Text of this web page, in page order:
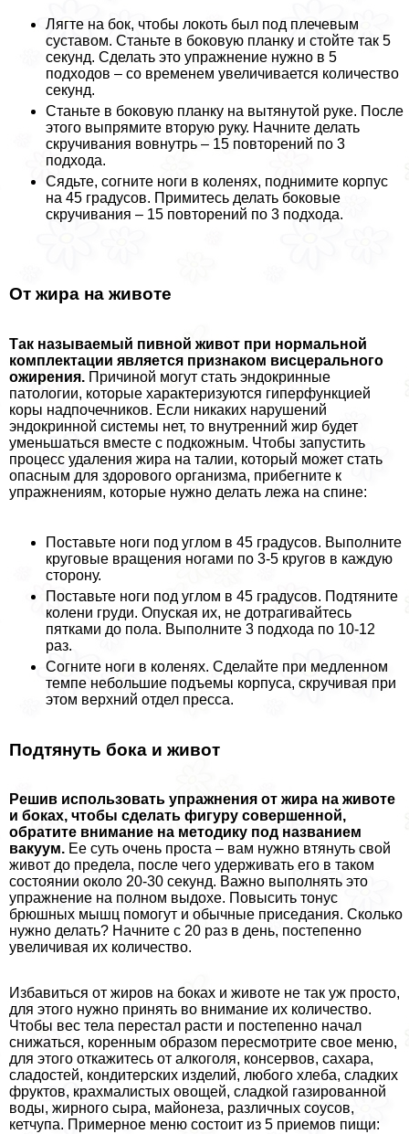
Лягте на бок, чтобы локоть был под плечевым
суставом. Станьте в боковую планку и стойте так 5
секунд. Сделать это упражнение нужно в 5
подходов – со временем увеличивается количество
секунд.
Станьте в боковую планку на вытянутой руке. После
этого выпрямите вторую руку. Начните делать
скручивания вовнутрь – 15 повторений по 3
подхода.
Сядьте, согните ноги в коленях, поднимите корпус
на 45 градусов. Примитесь делать боковые
скручивания – 15 повторений по 3 подхода.
От жира на животе
Так называемый пивной живот при нормальной
комплектации является признаком висцерального
ожирения. Причиной могут стать эндокринные
патологии, которые хаpaктеризуются гиперфункцией
коры надпочечников. Если никаких нарушений
эндокринной системы нет, то внутренний жир будет
уменьшаться вместе с подкожным. Чтобы запустить
процесс удаления жира на талии, который может стать
опасным для здорового организма, прибегните к
упражнениям, которые нужно делать лежа на спине:
Поставьте ноги под углом в 45 градусов. Выполните
круговые вращения ногами по 3-5 кругов в каждую
сторону.
Поставьте ноги под углом в 45 градусов. Подтяните
колени гpyди. Опуская их, не дотрагивайтесь
пятками до пола. Выполните 3 подхода по 10-12
раз.
Согните ноги в коленях. Сделайте при медленном
темпе небольшие подъемы корпуса, скручивая при
этом верхний отдел пресса.
Подтянуть бока и живот
Решив использовать упражнения от жира на животе
и боках, чтобы сделать фигуру совершенной,
обратите внимание на методику под названием
вакуум. Ее суть очень проста – вам нужно втянуть свой
живот до предела, после чего удерживать его в таком
состоянии около 20-30 секунд. Важно выполнять это
упражнение на полном выдохе. Повысить тонус
брюшных мышц помогут и обычные приседания. Сколько
нужно делать? Начните с 20 раз в день, постепенно
увеличивая их количество.
Избавиться от жиров на боках и животе не так уж просто,
для этого нужно принять во внимание их количество.
Чтобы вес тела перестал расти и постепенно начал
снижаться, коренным образом пересмотрите свое меню,
для этого откажитесь от алкоголя, консервов, сахара,
сладостей, кондитерских изделий, любого хлеба, сладких
фруктов, крахмалистых овощей, сладкой газированной
воды, жирного сыра, майонеза, различных соусов,
кетчупа. Примерное меню состоит из 5 приемов пищи: